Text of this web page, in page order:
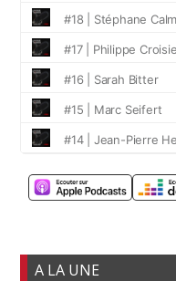
A LA UNE